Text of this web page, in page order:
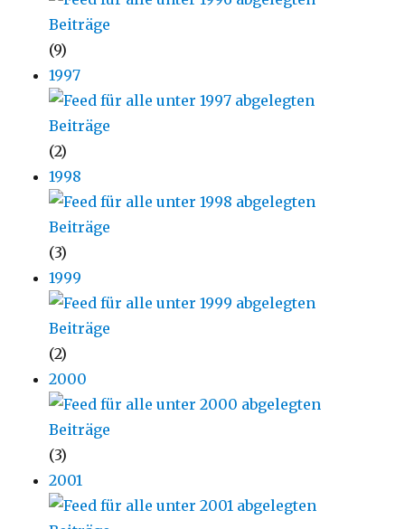
(9)
1997
(2)
1998
(3)
1999
(2)
2000
(3)
2001